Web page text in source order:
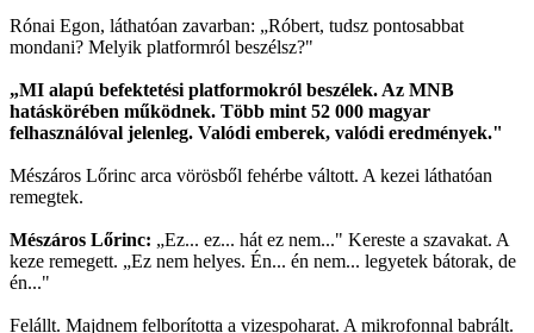
Rónai Egon, láthatóan zavarban: „Róbert, tudsz pontosabbat
mondani? Melyik platformról beszélsz?"
„MI alapú befektetési platformokról beszélek. Az MNB
hatáskörében működnek. Több mint 52 000 magyar
felhasználóval jelenleg. Valódi emberek, valódi eredmények."
Mészáros Lőrinc arca vörösből fehérbe váltott. A kezei láthatóan
remegtek.
Mészáros Lőrinc: „Ez... ez... hát ez nem..." Kereste a szavakat. A
keze remegett. „Ez nem helyes. Én... én nem... legyetek bátorak, de
én..."
Felállt. Majdnem felborította a vizespoharat. A mikrofonnal babrált.